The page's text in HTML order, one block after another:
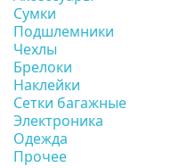
Сумки
Подшлемники
Чехлы
Брелоки
Наклейки
Сетки багажные
Электроника
Одежда
Прочее